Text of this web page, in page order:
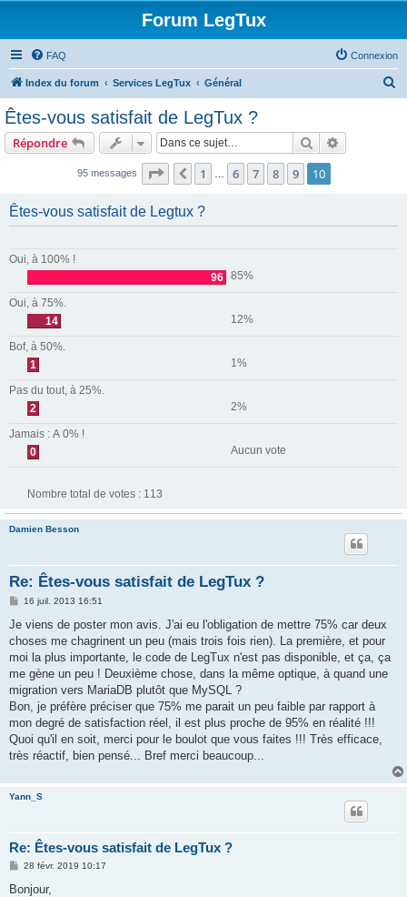
Forum LegTux
FAQ Connexion
Index du forum Services LegTux Général
Êtes-vous satisfait de LegTux ?
Répondre Rechercher
95 messages Page 10 sur 10
Précédente
1 6 7 8 9 10
Êtes-vous satisfait de Legtux ?
Oui, à 100% !
96 85%
Oui, à 75%.
14
12%
Bof, à 50%.
1
1%
Pas du tout, à 25%.
2
2%
Jamais : A 0% !
0
Aucun vote
Nombre total de votes : 113
Damien Besson
Re: Êtes-vous satisfait de LegTux ?
M
s
a
g
16 juil. 2013 16:51
Je viens de poster mon avis. J'ai eu l'obligation de mettre 75% car deux
choses me chagrinent un peu (mais trois fois rien). La première, et pour
moi la plus importante, le code de LegTux n'est pas disponible, et ça, ça
me gène un peu ! Deuxième chose, dans la même optique, à quand une
migration vers MariaDB plutôt que MySQL ?
Bon, je préfère préciser que 75% me parait un peu faible par rapport à
mon degré de satisfaction réel, il est plus proche de 95% en réalité !!!
Quoi qu'il en soit, merci pour le boulot que vous faites !!! Très efficace,
très réactif, bien pensé... Bref merci beaucoup...
Yann_S
Re: Êtes-vous satisfait de LegTux ?
M
s
28 févr. 2019 10:17
Bonjour,